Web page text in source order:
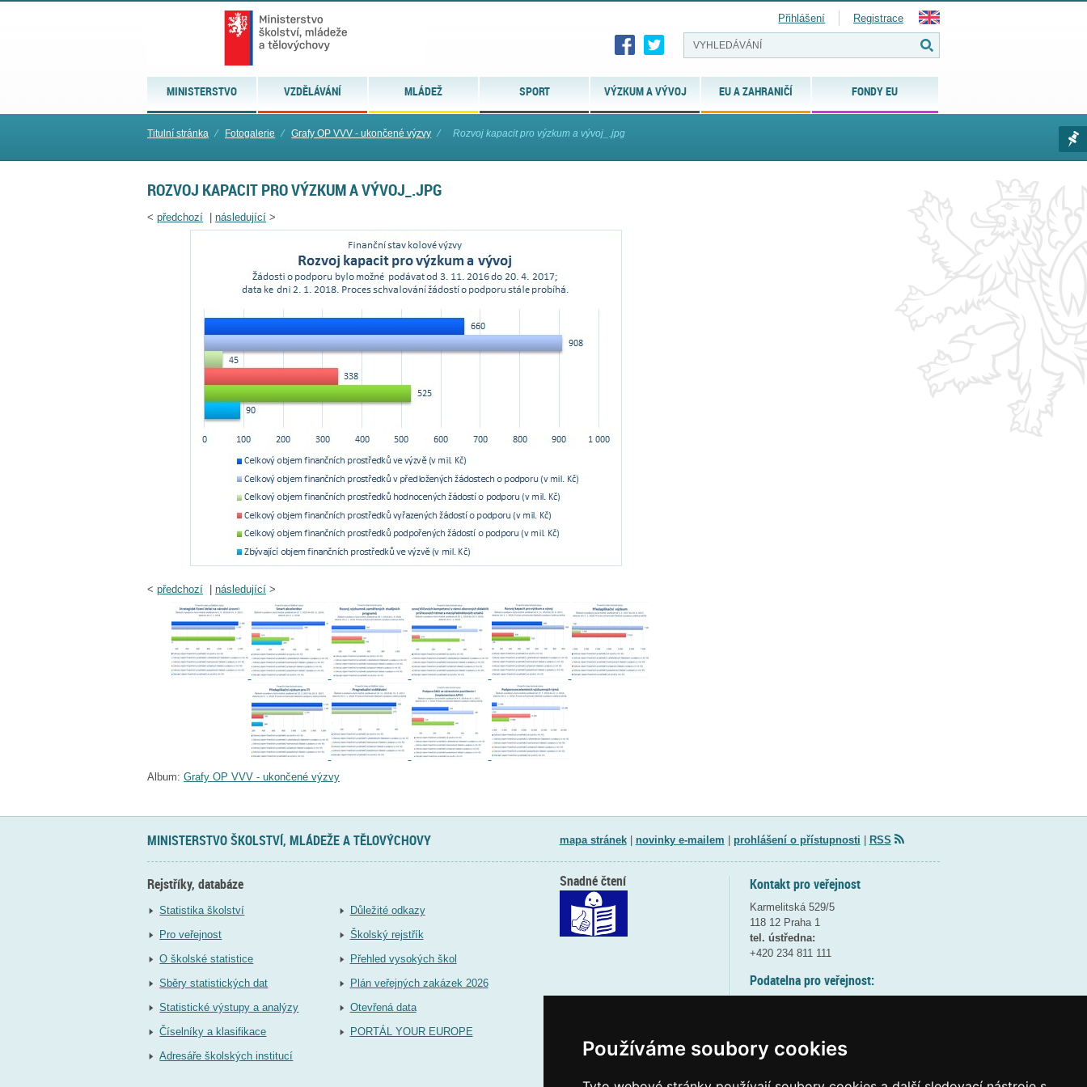
Používáme soubory cookies
MINISTERSTVO VZDĚLÁVÁNÍ MLÁDEŽ SPORT VÝZKUM A VÝVOJ EU A ZAHRANIČÍ FONDY EU
Přihlášení Registrace
Titulní stránka ⁄ Fotogalerie ⁄ Grafy OP VVV - ukončené výzvy ⁄ Rozvoj kapacit pro výzkum a vývoj_.jpg
ROZVOJ KAPACIT PRO VÝZKUM A VÝVOJ_.JPG
< předchozí následující >
< předchozí následující >
Album: Grafy OP VVV - ukončené výzvy
MINISTERSTVO ŠKOLSTVÍ, MLÁDEŽE A TĚLOVÝCHOVY mapa stránek| novinky e-mailem prohlášení o přístupnosti RSS
Rejstříky, databáze
Statistika školství
Pro veřejnost
O školské statistice
Sběry statistických dat
Statistické výstupy a analýzy
Číselníky a klasifikace
Adresáře školských institucí
Důležité odkazy
Školský rejstřík
Přehled vysokých škol
Plán veřejných zakázek 2026
Otevřená data
PORTÁL YOUR EUROPE
Kontakt pro veřejnost
Karmelitská 529/5
118 12 Praha 1
tel. ústředna:
+420 234 811 111
Podatelna pro veřejnost:
(více informací
Snadné čtení